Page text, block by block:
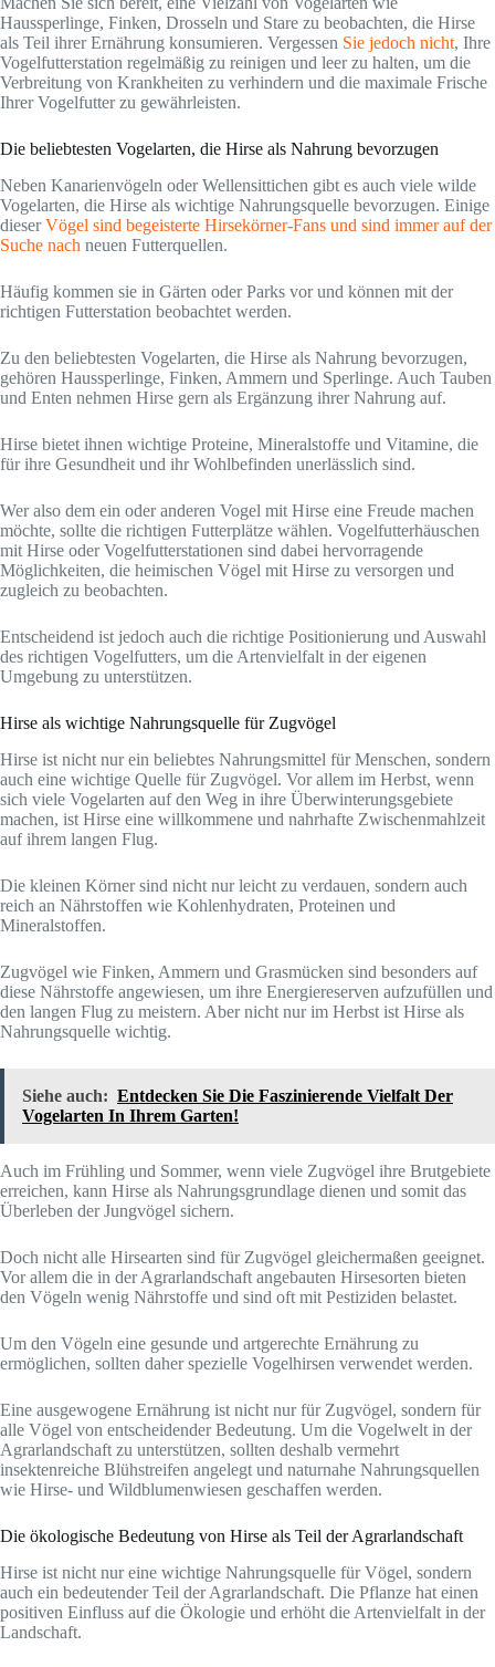
Haussperlinge, Finken, Drosseln und Stare zu beobachten, die Hirse
als Teil ihrer Ernährung konsumieren. Vergessen Sie jedoch nicht, Ihre
Vogelfutterstation regelmäßig zu reinigen und leer zu halten, um die
Verbreitung von Krankheiten zu verhindern und die maximale Frische
Ihrer Vogelfutter zu gewährleisten.
Die beliebtesten Vogelarten, die Hirse als Nahrung bevorzugen
Neben Kanarienvögeln oder Wellensittichen gibt es auch viele wilde
Vogelarten, die Hirse als wichtige Nahrungsquelle bevorzugen. Einige
dieserVögel sind begeisterte Hirsekörner-Fans und sind immer auf der
Suche nach neuen Futterquellen.
Häufig kommen sie in Gärten oder Parks vor und können mit der
richtigen Futterstation beobachtet werden.
Zu den beliebtesten Vogelarten, die Hirse als Nahrung bevorzugen,
gehören Haussperlinge, Finken, Ammern und Sperlinge. Auch Tauben
und Enten nehmen Hirse gern als Ergänzung ihrer Nahrung auf.
Hirse bietet ihnen wichtige Proteine, Mineralstoffe und Vitamine, die
für ihre Gesundheit und ihr Wohlbefinden unerlässlich sind.
Wer also dem ein oder anderen Vogel mit Hirse eine Freude machen
möchte, sollte die richtigen Futterplätze wählen. Vogelfutterhäuschen
mit Hirse oder Vogelfutterstationen sind dabei hervorragende
Möglichkeiten, die heimischen Vögel mit Hirse zu versorgen und
zugleich zu beobachten.
Entscheidend ist jedoch auch die richtige Positionierung und Auswahl
des richtigen Vogelfutters, um die Artenvielfalt in der eigenen
Umgebung zu unterstützen.
Hirse als wichtige Nahrungsquelle für Zugvögel
Hirse ist nicht nur ein beliebtes Nahrungsmittel für Menschen, sondern
auch eine wichtige Quelle für Zugvögel. Vor allem im Herbst, wenn
sich viele Vogelarten auf den Weg in ihre Überwinterungsgebiete
machen, ist Hirse eine willkommene und nahrhafte Zwischenmahlzeit
auf ihrem langen Flug.
Die kleinen Körner sind nicht nur leicht zu verdauen, sondern auch
reich an Nährstoffen wie Kohlenhydraten, Proteinen und
Mineralstoffen.
Zugvögel wie Finken, Ammern und Grasmücken sind besonders auf
diese Nährstoffe angewiesen, um ihre Energiereserven aufzufüllen und
den langen Flug zu meistern. Aber nicht nur im Herbst ist Hirse als
Nahrungsquelle wichtig.
Siehe auch: Entdecken Sie Die Faszinierende Vielfalt Der
Vogelarten In Ihrem Garten!
Auch im Frühling und Sommer, wenn viele Zugvögel ihre Brutgebiete
erreichen, kann Hirse als Nahrungsgrundlage dienen und somit das
Überleben der Jungvögel sichern.
Doch nicht alle Hirsearten sind für Zugvögel gleichermaßen geeignet.
Vor allem die in der Agrarlandschaft angebauten Hirsesorten bieten
den Vögeln wenig Nährstoffe und sind oft mit Pestiziden belastet.
Um den Vögeln eine gesunde und artgerechte Ernährung zu
ermöglichen, sollten daher spezielle Vogelhirsen verwendet werden.
Eine ausgewogene Ernährung ist nicht nur für Zugvögel, sondern für
alle Vögel von entscheidender Bedeutung. Um die Vogelwelt in der
Agrarlandschaft zu unterstützen, sollten deshalb vermehrt
insektenreiche Blühstreifen angelegt und naturnahe Nahrungsquellen
wie Hirse- und Wildblumenwiesen geschaffen werden.
Die ökologische Bedeutung von Hirse als Teil der Agrarlandschaft
Hirse ist nicht nur eine wichtige Nahrungsquelle für Vögel, sondern
auch ein bedeutender Teil der Agrarlandschaft. Die Pflanze hat einen
positiven Einfluss auf die Ökologie und erhöht die Artenvielfalt in der
Landschaft.